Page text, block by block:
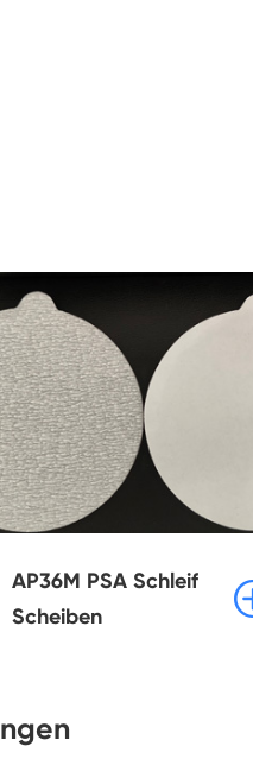
AP36M PSA Schleif
Scheiben